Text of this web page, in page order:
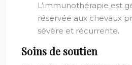
L’immunothérapie est
réservée aux chevaux
sévère et récurrente.
Soins de soutien